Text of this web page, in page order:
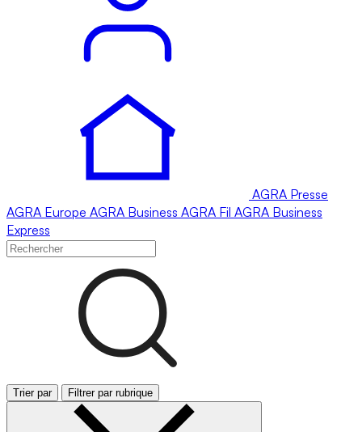
AGRA Presse
AGRA Europe AGRA Business AGRA Fil AGRA Business
Express
Trier par Filtrer par rubrique